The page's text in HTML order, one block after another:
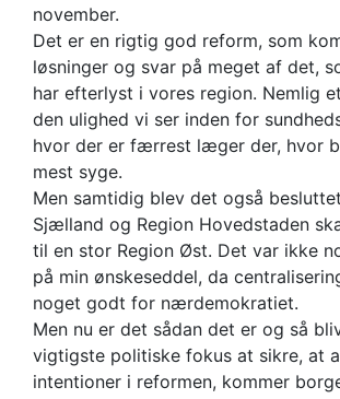
november.
Det er en rigtig god reform, som
løsninger og svar på meget af det,
har efterlyst i vores region. Nemlig
den ulighed vi ser inden for
hvor der er færrest læger der, hvor
mest syge.
Men samtidig blev det også
Sjælland og Region Hovedstaden
til en stor Region Øst. Det var ikke
på min ønskeseddel, da
noget godt for nærdemokratiet.
Men nu er det sådan det er og så
vigtigste politiske fokus at sikre, at
intentioner i reformen, kommer